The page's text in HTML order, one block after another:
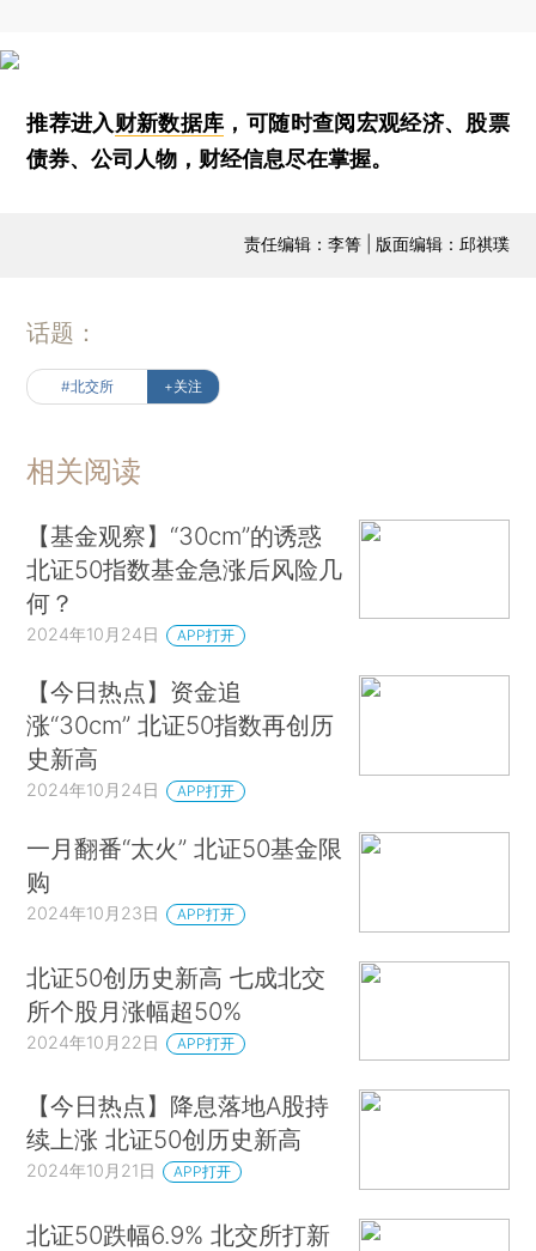
推荐进入财新数据库 ，可随时查阅宏观经济、股票
债券、公司人物，财经信息尽在掌握。
责任编辑：李箐 | 版面编辑：邱祺璞
话题：
#北交所 +关注
相关阅读
【基金观察】“30cm”的诱惑
北证50指数基金急涨后风险几
何？
2024年10月24日 APP打开
【今日热点】资金追
涨“30cm” 北证50指数再创历
史新高
2024年10月24日 APP打开
一月翻番“太火” 北证50基金限
购
2024年10月23日 APP打开
北证50创历史新高 七成北交
所个股月涨幅超50%
2024年10月22日 APP打开
【今日热点】降息落地A股持
续上涨 北证50创历史新高
2024年10月21日 APP打开
北证50跌幅6.9% 北交所打新